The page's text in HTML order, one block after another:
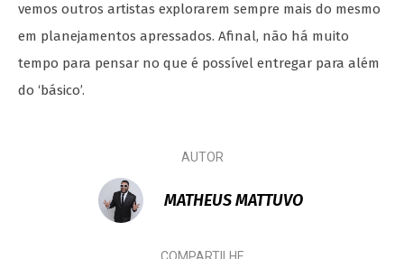
vemos outros artistas explorarem sempre mais do mesmo
em planejamentos apressados. Afinal, não há muito
tempo para pensar no que é possível entregar para além
do ‘básico’.
AUTOR
MATHEUS MATTUVO